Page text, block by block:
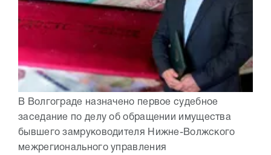
В Волгограде назначено первое судебное
заседание по делу об обращении имущества
бывшего замруководителя Нижне-Волжского
межрегионального управления